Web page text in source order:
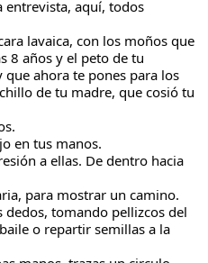
entrevista, aquí, todos
lavaica, con los moños que
8 años y el peto de tu
ahora te pones para los
de tu madre, que cosió tu
en tus manos.
a ellas. De dentro hacia
para mostrar un camino.
dedos, tomando pellizcos del
o repartir semillas a la